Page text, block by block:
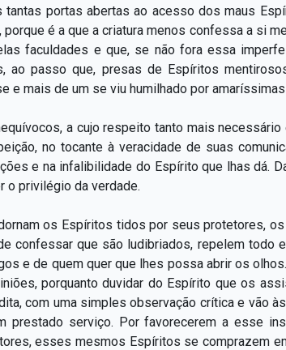
portas abertas ao acesso dos maus
é a que a criatura menos confessa a si
faculdades e que, se não fora essa
ao passo que, presas de Espíritos
e mais de um se viu humilhado por
a cujo respeito tanto mais
no tocante à veracidade de suas
e na infalibilidade do Espírito que lhas dá.
o privilégio da verdade.
os Espíritos tidos por seus protetores,
confessar que são ludibriados, repelem todo
e de quem quer que lhes possa abrir os
porquanto duvidar do Espírito que os
com uma simples observação crítica e vão
serviço. Por favorecerem a esse
esses mesmos Espíritos se comprazem